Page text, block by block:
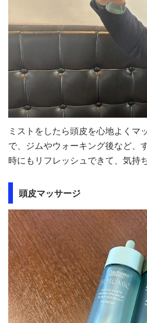
ミストをしたら頭皮を心地よくマ
で、ジムやウォーキング後など、
時にもリフレッシュできて、気持
頭皮マッサージ